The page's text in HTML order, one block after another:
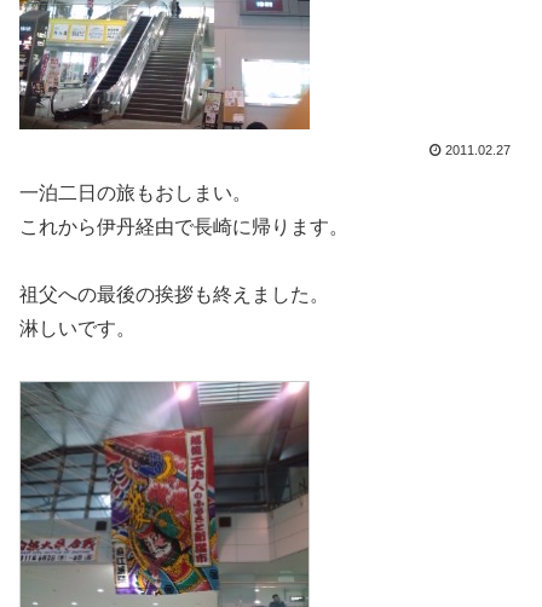
2011.02.27
一泊二日の旅もおしまい。
これから伊丹経由で長崎に帰ります。
祖父への最後の挨拶も終えました。
淋しいです。